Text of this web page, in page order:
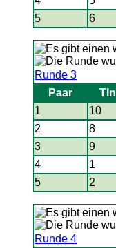
5
6
Runde 3
Paar
Tln
1
10
2
8
3
9
4
1
5
2
Runde 4